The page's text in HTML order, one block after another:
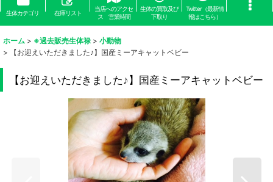
生体カテゴリ 在庫リスト
当店へのアクセ
ス 営業時間
生体の買取及び
下取り
Twitter（最新情
報はこちら）
ホーム > ※過去販売生体禄 > 小動物
>
【お迎えいただきました♪】国産ミーアキャットベビー
【お迎えいただきました♪】国産ミーアキャットベビー